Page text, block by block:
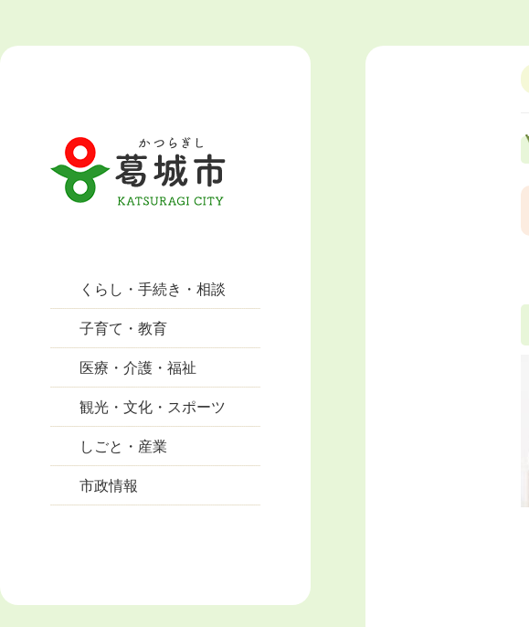
くらし・手続き・相談
子育て・教育
医療・介護・福祉
観光・文化・スポーツ
しごと・産業
市政情報